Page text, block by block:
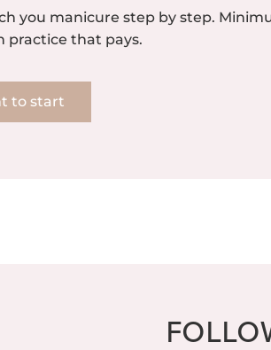
you manicure step by step.
practice that pays.
to start